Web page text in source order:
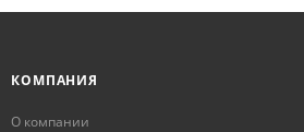
КОМПАНИЯ
О компании